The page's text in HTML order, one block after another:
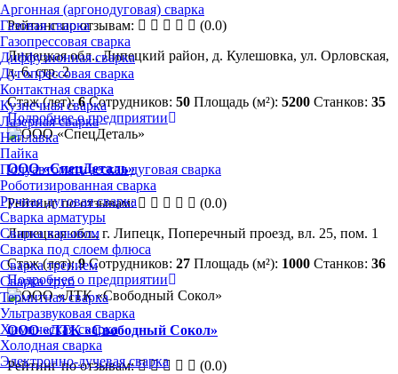
Аргонная (аргонодуговая) сварка
Газовая сварка
Газопрессовая сварка
Диффузионная сварка
Дугопрессовая сварка
Контактная сварка
Кузнечная сварка
Лазерная сварка
Наплавка
Пайка
Полуавтоматическая дуговая сварка
Роботизированная сварка
Ручная дуговая сварка
Сварка арматуры
Сварка взрывом
Сварка под слоем флюса
Сварка трением
Сварка труб
Термитная сварка
Ультразвуковая сварка
Химическая сварка
Холодная сварка
Электронно-лучевая сварка
Рейтинг по отзывам:
(0.0)
Липецкая обл., Липецкий район, д. Кулешовка, ул. Орловская,
д. 6, стр. 2
Стаж (лет):6 Сотрудников: 50 Площадь (м²): 5200 Станков: 35
Подробнее о предприятии
ООО «СпецДеталь»
Рейтинг по отзывам:
(0.0)
Липецкая обл., г. Липецк, Поперечный проезд, вл. 25, пом. 1
Стаж (лет):9 Сотрудников: 27 Площадь (м²): 1000 Станков: 36
Подробнее о предприятии
ООО «ЛТК «Свободный Сокол»
Рейтинг по отзывам:
(0.0)